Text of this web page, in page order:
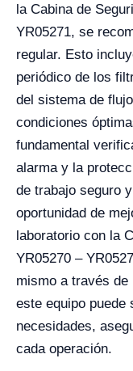
la Cabina de
YR05271, se
regular. Esto
periódico de los
del sistema de
condiciones
fundamental
alarma y la
de trabajo seguro
oportunidad de
laboratorio con la
YR05270 –
mismo a través
este equipo puede
necesidades,
cada operación.